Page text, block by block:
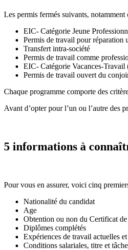
Les permis fermés suivants,
EIC- Catégorie Jeune
Permis de travail pour réparation
Transfert intra-société
Permis de travail comme
EIC- Catégorie Vacances-
Permis de travail ouvert du
Chaque programme comporte des
Avant d’opter pour l’un ou l’autre des
5 informations à
Pour vous en assurer, voici cinq
Nationalité du candidat
Age
Obtention ou non du Certificat
Diplômes complétés
Expériences de travail actuelles et
Conditions salariales, titre et